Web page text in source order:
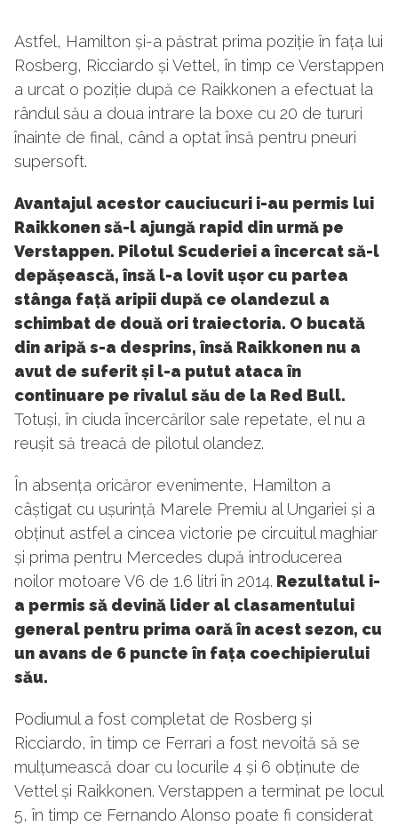
Astfel, Hamilton și-a păstrat prima poziție în fața lui
Rosberg, Ricciardo și Vettel, în timp ce Verstappen
a urcat o poziție după ce Raikkonen a efectuat la
rândul său a doua intrare la boxe cu 20 de tururi
înainte de final, când a optat însă pentru pneuri
supersoft.
Avantajul acestor cauciucuri i-au permis lui
Raikkonen să-l ajungă rapid din urmă pe
Verstappen. Pilotul Scuderiei a încercat să-l
depășească, însă l-a lovit ușor cu partea
stânga față aripii după ce olandezul a
schimbat de două ori traiectoria. O bucată
din aripă s-a desprins, însă Raikkonen nu a
avut de suferit și l-a putut ataca în
continuare pe rivalul său de la Red Bull.
Totuși, în ciuda încercărilor sale repetate, el nu a
reușit să treacă de pilotul olandez.
În absența oricăror evenimente, Hamilton a
câștigat cu ușurință Marele Premiu al Ungariei și a
obținut astfel a cincea victorie pe circuitul maghiar
și prima pentru Mercedes după introducerea
noilor motoare V6 de 1.6 litri în 2014. Rezultatul i-
a permis să devină lider al clasamentului
general pentru prima oară în acest sezon, cu
un avans de 6 puncte în fața coechipierului
său.
Podiumul a fost completat de Rosberg și
Ricciardo, în timp ce Ferrari a fost nevoită să se
mulțumească doar cu locurile 4 și 6 obținute de
Vettel și Raikkonen. Verstappen a terminat pe locul
5, în timp ce Fernando Alonso poate fi considerat